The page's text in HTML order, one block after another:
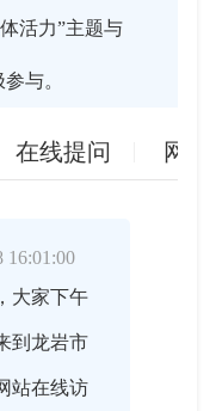
活力”主题与
与。
在线提问 网
16:01:00
大家下午
到龙岩市
站在线访